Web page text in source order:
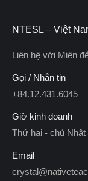
NTESL – Việt
Liên hệ với Miên
Gọi / Nhắn tin
+84.12.431.6045
Giờ kinh doanh
Thứ hai - chủ
Email